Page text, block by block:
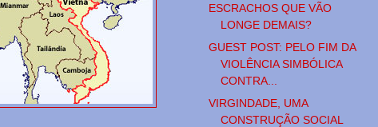
ESCRACHOS QUE VÃO
LONGE DEMAIS?
GUEST POST: PELO FIM DA
VIOLÊNCIA SIMBÓLICA
CONTRA...
VIRGINDADE, UMA
CONSTRUÇÃO SOCIAL